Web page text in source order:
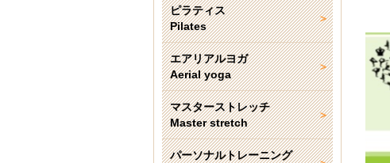
ピラティス
Pilates
エアリアルヨガ
Aerial yoga
マスターストレッチ
Master stretch
パーソナルトレーニング